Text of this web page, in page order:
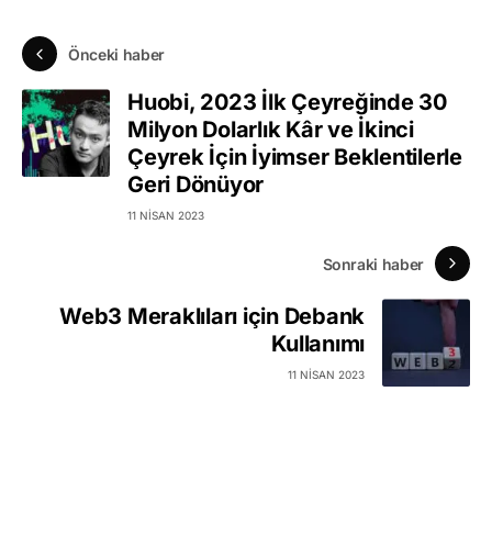
Önceki haber
Huobi, 2023 İlk Çeyreğinde 30
Milyon Dolarlık Kâr ve İkinci
Çeyrek İçin İyimser Beklentilerle
Geri Dönüyor
11 NISAN 2023
Sonraki haber
Web3 Meraklıları için Debank
Kullanımı
11 NISAN 2023